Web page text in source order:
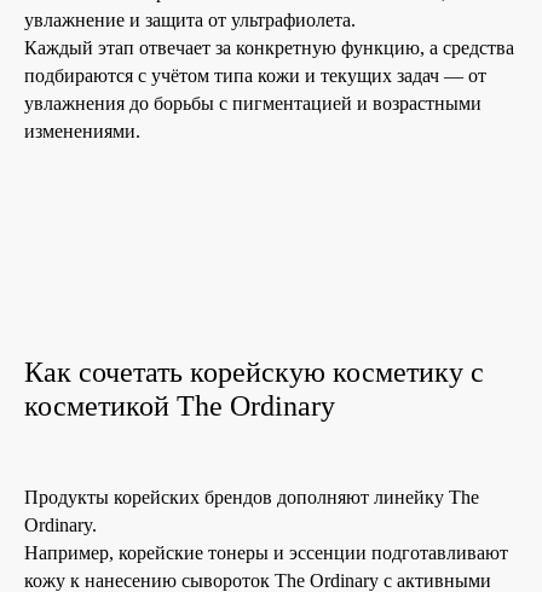
увлажнение и защита от ультрафиолета.
Каждый этап отвечает за конкретную функцию, а средства
подбираются с учётом типа кожи и текущих задач — от
увлажнения до борьбы с пигментацией и возрастными
изменениями.
Как сочетать корейскую косметику с
косметикой The Ordinary
Продукты корейских брендов дополняют линейку The
Ordinary.
Например, корейские тонеры и эссенции подготавливают
кожу к нанесению сывороток The Ordinary с активными